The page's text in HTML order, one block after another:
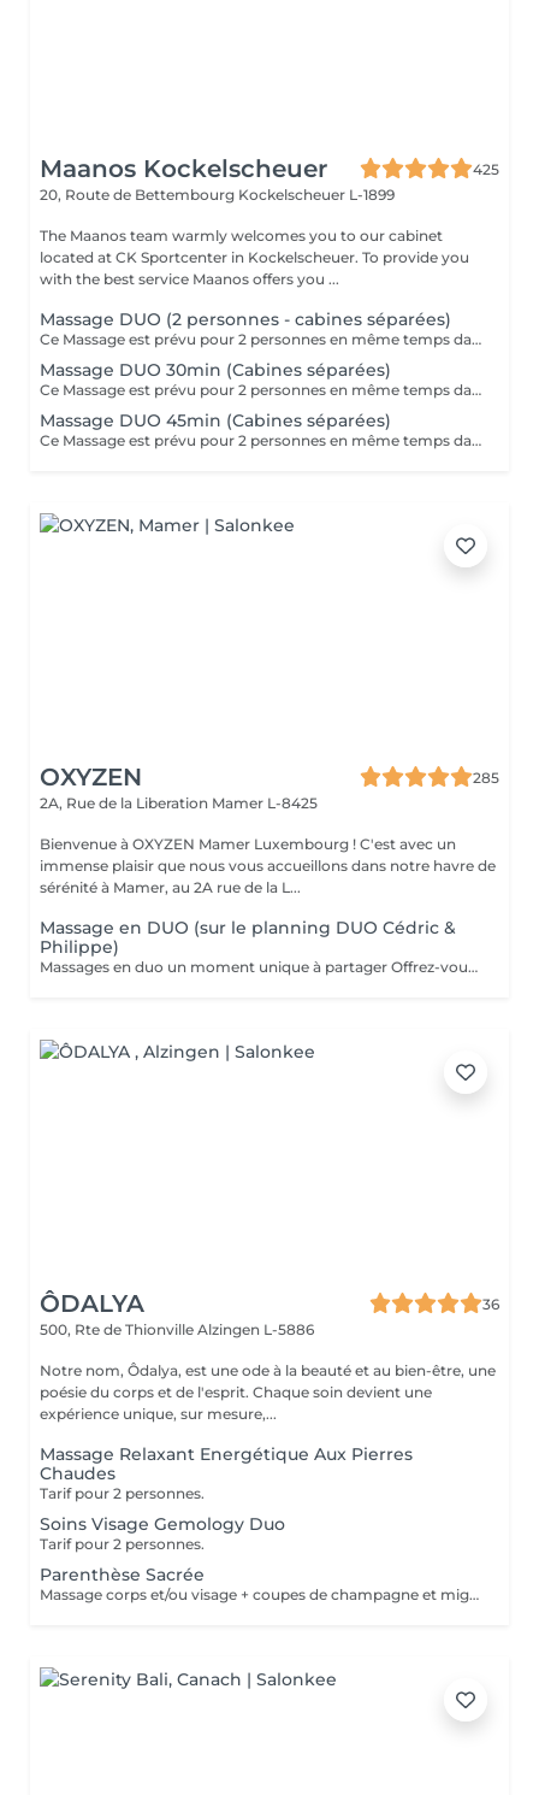
Maanos Kockelscheuer
425
20, Route de Bettembourg Kockelscheuer L-1899
The Maanos team warmly welcomes you to our cabinet
located at CK Sportcenter in Kockelscheuer. To provide you
with the best service Maanos offers you ...
Massage DUO (2 personnes - cabines séparées)
Ce Massage est prévu pour 2 personnes en même temps dans 2 CABINES SÉPARÉES. Les 2 massages seront Sur Mesure, en fonction des envies et des besoins de chacun. -> Pour une cabine Duo voir Limpertsberg, Soleuvre ou Marnach.
Massage DUO 30min (Cabines séparées)
Ce Massage est prévu pour 2 personnes en même temps dans 2 CABINES SÉPARÉES. Les 2 massages seront Sur Mesure, en fonction des envies et des besoins de chacun. -> Pour une cabine Duo voir Limpertsberg, Soleuvre ou Marnach.
Massage DUO 45min (Cabines séparées)
Ce Massage est prévu pour 2 personnes en même temps dans 2 CABINES SÉPARÉES. Les 2 massages seront Sur Mesure, en fonction des envies et des besoins de chacun. -> Pour une cabine Duo voir Limpertsberg, Soleuvre ou Marnach.
OXYZEN
285
2A, Rue de la Liberation Mamer L-8425
Bienvenue à OXYZEN Mamer Luxembourg ! C'est avec un
immense plaisir que nous vous accueillons dans notre havre de
sérénité à Mamer, au 2A rue de la L...
Massage en DUO (sur le planning DUO Cédric &
Philippe)
Massages en duo un moment unique à partager Offrez-vous une expérience de bien-être à deux grâce à nos massages en duo, pensés pour créer complicité, détente et harmonie. Que ce soit avec votre partenaire, un proche ou un ami, profitez ensemble d'une parenthèse hors du temps où les tensions disparaissent et où l'énergie se renouvelle. Un massage en duo est aussi une idée cadeau idéale pour surprendre et faire plaisir. Déconseillé aux femmes enceintes. Pour en savoir plus, cliquez ici : https://www.oxyzen.lu/massages/massage-corps-duo.html Avertissement : Nos soins sont dédiés au bien-être et à la relaxation. Ils ne remplacent pas un suivi médical et ne relèvent pas de la kinésithérapie.
ÔDALYA
36
500, Rte de Thionville Alzingen L-5886
Notre nom, Ôdalya, est une ode à la beauté et au bien-être, une
poésie du corps et de l'esprit. Chaque soin devient une
expérience unique, sur mesure,...
Massage Relaxant Energétique Aux Pierres
Chaudes
Tarif pour 2 personnes.
Soins Visage Gemology Duo
Tarif pour 2 personnes.
Parenthèse Sacrée
Massage corps et/ou visage + coupes de champagne et mignardises sucrées.